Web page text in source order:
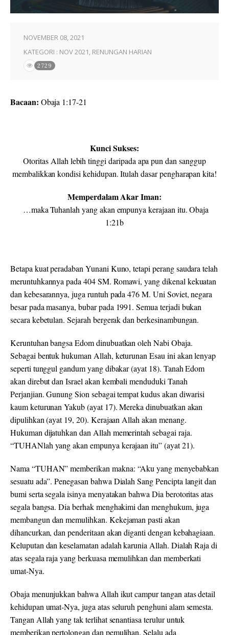
NOVEMBER 08, 2021
KATEGORI : NOV 2021, RENUNGAN HARIAN
2729
Bacaan: Obaja 1:17-21
Kunci Sukses:
Otoritas Allah lebih tinggi daripada apa pun dan sanggup
membalikkan kondisi kehidupan. Itulah dasar pengharapan kita!
Memperdalam Akar Iman:
…maka Tuhanlah yang akan empunya kerajaan itu. Obaja
1:21b
Betapa kuat peradaban Yunani Kuno, tetapi perang saudara telah
meruntuhkannya pada 404 SM. Romawi, yang dikenal kekuatan
dan kebesarannya, juga runtuh pada 476 M. Uni Soviet, negara
besar pada masanya, bubar pada 1991. Semua terjadi bukan
secara kebetulan. Sejarah bergerak dan berkesinambungan.
Keruntuhan bangsa Edom dinubuatkan oleh Nabi Obaja.
Sebagai bentuk hukuman Allah, keturunan Esau ini akan lenyap
seperti tunggul gandum yang dibakar (ayat 18). Tanah Edom
akan direbut dan Israel akan kembali menduduki Tanah
Perjanjian. Gunung Sion sebagai tempat kudus akan diwarisi
kaum keturunan Yakub (ayat 17). Mereka dinubuatkan akan
dipulihkan (ayat 19, 20). Kerajaan Allah akan menang.
Hukuman dijatuhkan dan Allah memerintah sebagai raja.
“TUHANlah yang akan empunya kerajaan itu” (ayat 21).
Nama “TUHAN” memberikan makna: “Aku yang menyebabkan
sesuatu ada”. Penegasan bahwa Dialah Sang Pencipta langit dan
bumi serta segala isinya menyatakan bahwa Dia berotoritas atas
segala bangsa. Dia berhak menghakimi dan menghukum, juga
membangun dan memulihkan. Kekejaman pasti akan
dihancurkan, dan penderitaan akan diganti dengan kebahagiaan.
Keluputan dan keselamatan adalah karunia Allah. Dialah Raja di
atas segala raja yang berkuasa memulihkan dan memberkati
umat-Nya.
Obaja menunjukkan bahwa Allah ikut campur tangan atas detail
kehidupan umat-Nya, juga atas seluruh penghuni alam semesta.
Tangan Allah yang tak terlihat senantiasa terulur untuk
memberikan pertolongan dan pemulihan. Selalu ada